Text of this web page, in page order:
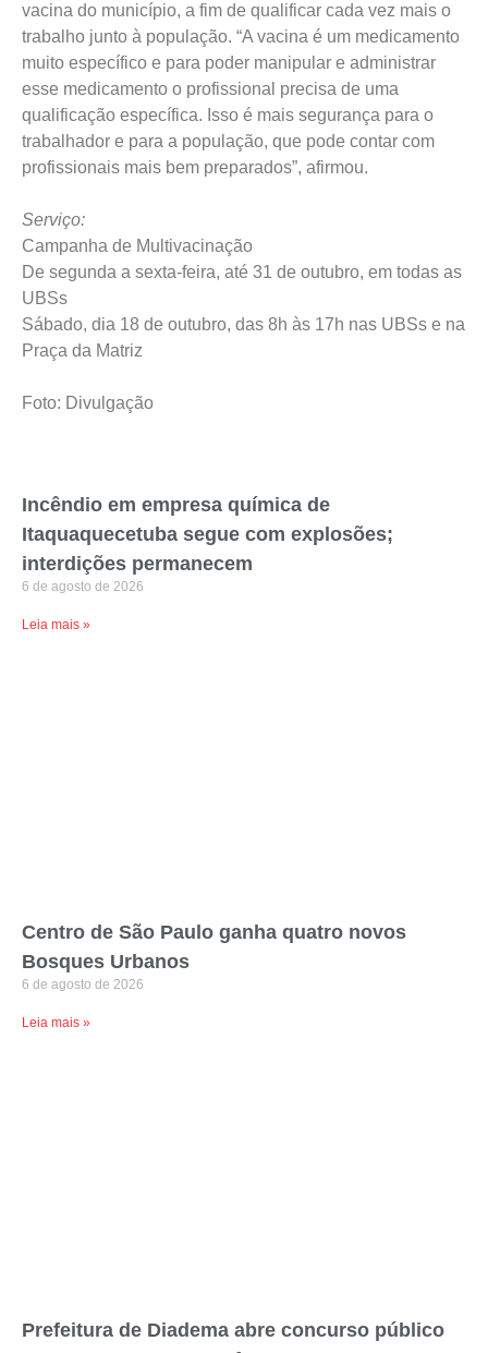
vacina do município, a fim de qualificar cada vez mais o
trabalho junto à população. “A vacina é um medicamento
muito específico e para poder manipular e administrar
esse medicamento o profissional precisa de uma
qualificação específica. Isso é mais segurança para o
trabalhador e para a população, que pode contar com
profissionais mais bem preparados”, afirmou.
Serviço:
Campanha de Multivacinação
De segunda a sexta-feira, até 31 de outubro, em todas as
UBSs
Sábado, dia 18 de outubro, das 8h às 17h nas UBSs e na
Praça da Matriz
Foto: Divulgação
Incêndio em empresa química de
Itaquaquecetuba segue com explosões;
interdições permanecem
6 de agosto de 2026
Leia mais »
Centro de São Paulo ganha quatro novos
Bosques Urbanos
6 de agosto de 2026
Leia mais »
Prefeitura de Diadema abre concurso público